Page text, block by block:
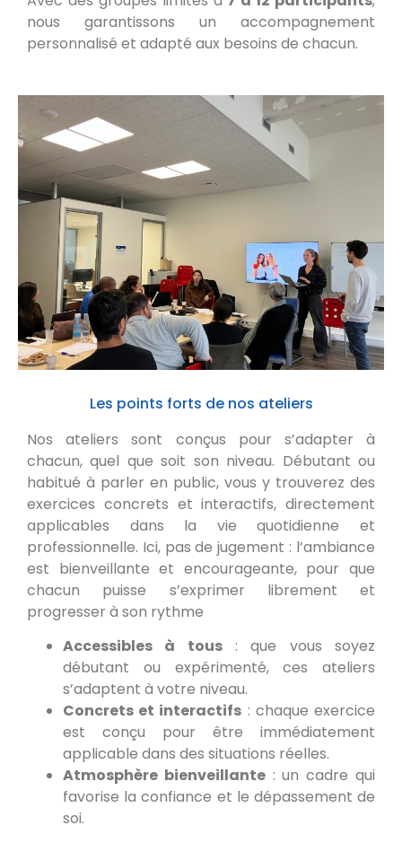
nous garantissons un accompagnement
personnalisé et adapté aux besoins de chacun.
Les points forts de nos ateliers
Nos ateliers sont conçus pour s’adapter à
chacun, quel que soit son niveau. Débutant ou
habitué à parler en public, vous y trouverez des
exercices concrets et interactifs, directement
applicables dans la vie quotidienne et
professionnelle. Ici, pas de jugement : l’ambiance
est bienveillante et encourageante, pour que
chacun puisse s’exprimer librement et
progresser à son rythme
Accessibles à tous: que vous soyez
débutant ou expérimenté, ces ateliers
s’adaptent à votre niveau.
Concrets et interactifs : chaque exercice
est conçu pour être immédiatement
applicable dans des situations réelles.
Atmosphère bienveillante: un cadre qui
favorise la confiance et le dépassement de
soi.